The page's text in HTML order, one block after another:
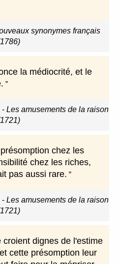
synonymes français
la médiocrité, et le
- Les amusements de la raison
chez les
chez les riches,
pas aussi rare.
- Les amusements de la raison
croient dignes de l'estime
cette présomption leur